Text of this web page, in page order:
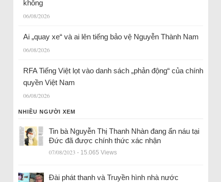
không
06/08/2026
Ai „quay xe“ và ai lên tiếng bảo vệ Nguyễn Thành Nam
06/08/2026
RFA Tiếng Việt lọt vào danh sách „phản động“ của chính
quyền Việt Nam
06/08/2026
NHIỀU NGƯỜI XEM
Tin bà Nguyễn Thị Thanh Nhàn đang ẩn náu tại
Đức đã được chính thức xác nhận
07/08/2023 - 15.065 Views
Đài phát thanh và Truyền hình nhà nước